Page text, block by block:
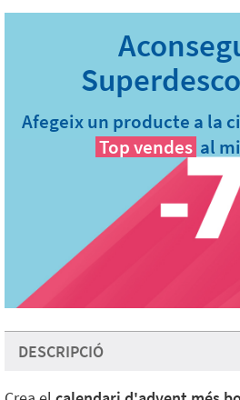
Afegeix un producte a la
Top vendes al
DESCRIPCIÓ